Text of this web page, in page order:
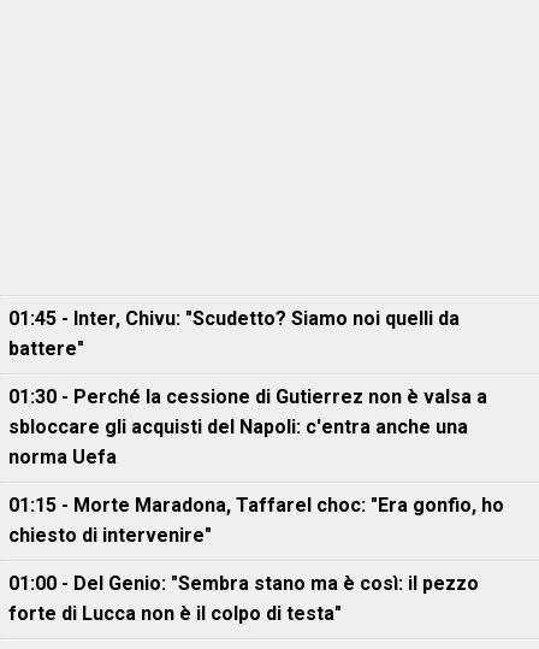
01:45 - Inter, Chivu: "Scudetto? Siamo noi quelli da
battere"
01:30 - Perché la cessione di Gutierrez non è valsa a
sbloccare gli acquisti del Napoli: c'entra anche una
norma Uefa
01:15 - Morte Maradona, Taffarel choc: "Era gonfio, ho
chiesto di intervenire"
01:00 - Del Genio: "Sembra stano ma è così: il pezzo
forte di Lucca non è il colpo di testa"